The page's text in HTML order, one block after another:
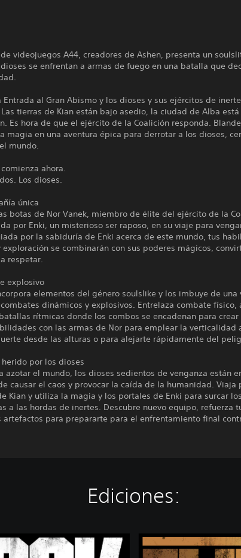
videojuegos A44, creadores de Ashen, presenta un
se enfrentan a armas de fuego en una batalla que
Entrada al Gran Abismo y los dioses y sus ejércitos de
tierras de Kian están bajo asedio, la ciudad de Alba
Es hora de que el ejército de la Coalición responda.
magia en una aventura épica para derrotar a los dioses,
mundo.
ahora.
Los dioses.
única
botas de Nor Vanek, miembro de élite del ejército de la
por Enki, un misterioso ser raposo, en su viaje para
por la sabiduría de Enki acerca de este mundo, tus
exploración se combinarán con sus poderes mágicos,
respetar.
explosivo
elementos del género soulslike y los imbuye de
dinámicos y explosivos. Entrelaza combate físico,
rítmicas donde los combos se encadenan para
con las armas de Nor para emplear la verticalidad
desde las alturas o para alejarte rápidamente del
herido por los dioses
azotar el mundo, los dioses sedientos de venganza están
causar el caos y provocar la caída de la humanidad. Viaja
Kian y utiliza la magia y los portales de Enki para surcar
a las hordas de inertes. Descubre nuevo equipo, refuerza
artefactos para prepararte para el enfrentamiento final
Ediciones:
D
e